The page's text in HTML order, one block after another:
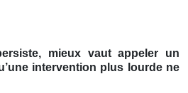
mieux vaut appeler un
intervention plus lourde ne